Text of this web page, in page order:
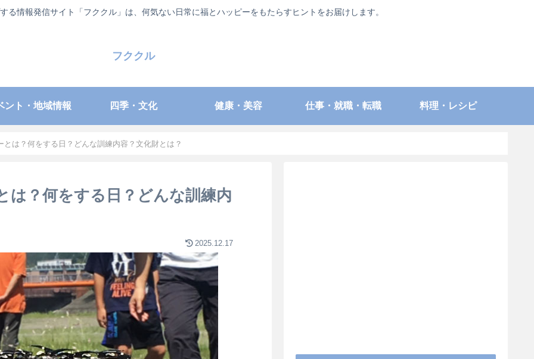
る情報発信サイト「フククル」は、何気ない日常に福とハッピーをもたらすヒントをお届けします。
フククル
ント・地域情報 四季・文化 健康・美容 仕事・就職・転職 料理・レシピ
は？何をする日？どんな訓練内容？文化財とは？
は？何をする日？どんな訓練内
2025.12.17